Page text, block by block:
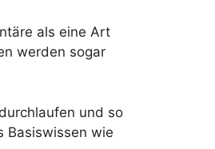
als eine Art
werden sogar
und so
Basiswissen wie